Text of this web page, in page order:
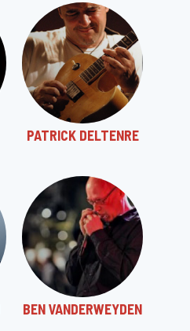
PATRICK DELTENRE
BEN VANDERWEYDEN